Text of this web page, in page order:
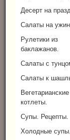
Десерт на
Салаты на
Рулетики из
баклажанов.
Салаты с
Салаты к
Вегетарианские
котлеты.
Супы. Рецепты.
Холодные супы.